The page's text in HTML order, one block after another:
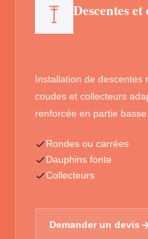
Descentes
Installation de descentes
coudes et collecteurs
renforcée en partie basse.
Rondes ou carrées
Dauphins fonte
Collecteurs
Demander un devis